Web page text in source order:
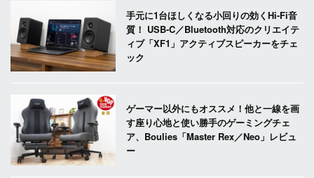
手元に1台ほしくなる小回りの効くHi-Fi音
質！ USB-C／Bluetooth対応のクリエイテ
ィブ「XF1」アクティブスピーカーをチェ
ック
ゲーマー以外にもオススメ！他と一線を画
す座り心地と使い勝手のゲーミングチェ
ア、Boulies「Master Rex／Neo」レビュ
ー